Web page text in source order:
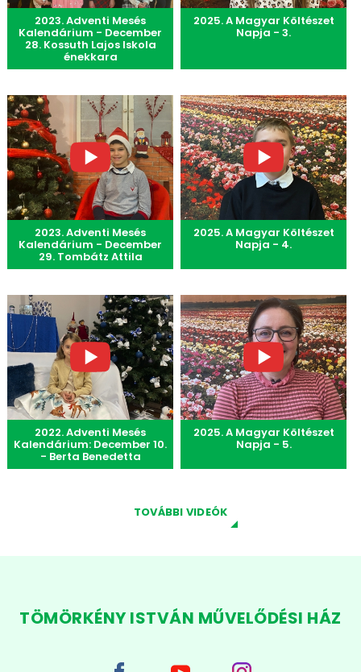
2023. Adventi Mesés
Kalendárium - December
28. Kossuth Lajos Iskola
énekkara
2025. A Magyar Költészet
Napja - 3.
2023. Adventi Mesés
Kalendárium - December
29. Tombátz Attila
2025. A Magyar Költészet
Napja - 4.
2022. Adventi Mesés
Kalendárium: December 10.
- Berta Benedetta
2025. A Magyar Költészet
Napja - 5.
TOVÁBBI VIDEÓK
TÖMÖRKÉNY ISTVÁN MŰVELŐDÉSI HÁZ